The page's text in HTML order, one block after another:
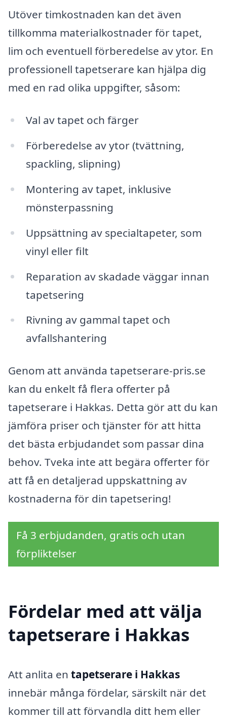
Utöver timkostnaden kan det även
tillkomma materialkostnader för tapet,
lim och eventuell förberedelse av ytor. En
professionell tapetserare kan hjälpa dig
med en rad olika uppgifter, såsom:
Val av tapet och färger
Förberedelse av ytor (tvättning,
spackling, slipning)
Montering av tapet, inklusive
mönsterpassning
Uppsättning av specialtapeter, som
vinyl eller filt
Reparation av skadade väggar innan
tapetsering
Rivning av gammal tapet och
avfallshantering
Genom att använda tapetserare-pris.se
kan du enkelt få flera offerter på
tapetserare i Hakkas. Detta gör att du kan
jämföra priser och tjänster för att hitta
det bästa erbjudandet som passar dina
behov. Tveka inte att begära offerter för
att få en detaljerad uppskattning av
kostnaderna för din tapetsering!
Få 3 erbjudanden, gratis och utan
förpliktelser
Fördelar med att välja
tapetserare i Hakkas
Att anlita en tapetserare i Hakkas
innebär många fördelar, särskilt när det
kommer till att förvandla ditt hem eller